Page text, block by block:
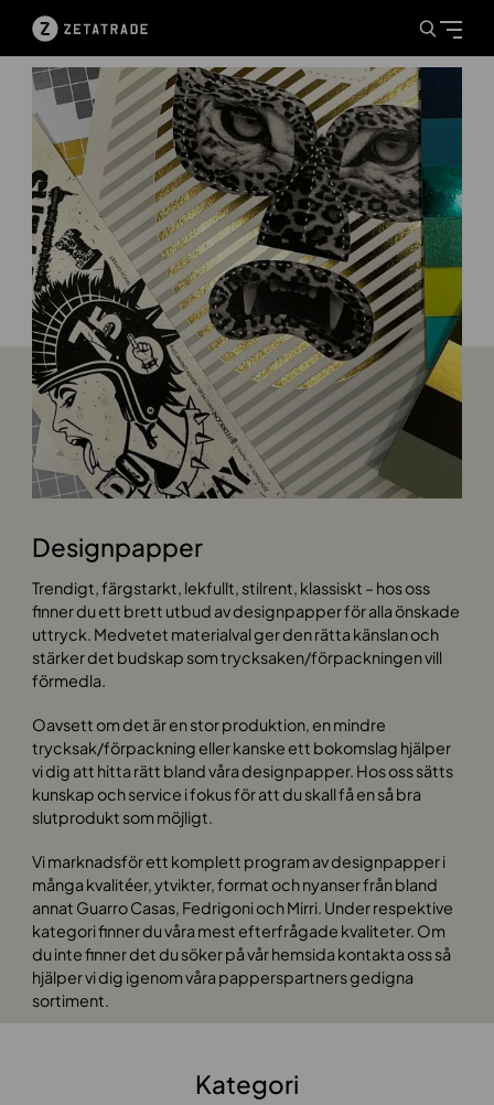
Designpapper
Trendigt, färgstarkt, lekfullt, stilrent, klassiskt – hos oss
finner du ett brett utbud av designpapper för alla önskade
uttryck. Medvetet materialval ger den rätta känslan och
stärker det budskap som trycksaken/förpackningen vill
förmedla.
Oavsett om det är en stor produktion, en mindre
trycksak/förpackning eller kanske ett bokomslag hjälper
vi dig att hitta rätt bland våra designpapper. Hos oss sätts
kunskap och service i fokus för att du skall få en så bra
slutprodukt som möjligt.
Vi marknadsför ett komplett program av designpapper i
många kvalitéer, ytvikter, format och nyanser från bland
annat Guarro Casas, Fedrigoni och Mirri. Under respektive
kategori finner du våra mest efterfrågade kvaliteter. Om
du inte finner det du söker på vår hemsida kontakta oss så
hjälper vi dig igenom våra papperspartners gedigna
sortiment.
Kategori